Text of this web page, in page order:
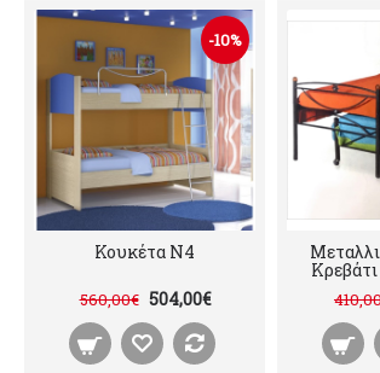
-10%
Κουκέτα Ν4
560,00€ 504,00€